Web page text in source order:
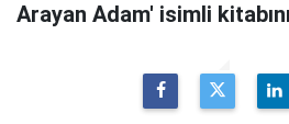
Arayan Adam' isimli